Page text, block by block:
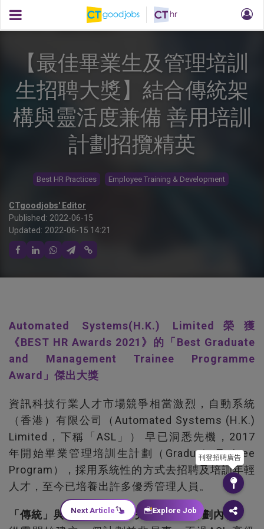
【最佳畢業生及管理培訓
生招聘大獎】結合傳統架
構與靈活度兼備 善用培訓
計劃招攬精英
Best HR Practices Employee Training & Development
CTgoodjobs' Editor
Published: 2022-06-15
Updated: 2022-06-15 14:21
Automated Systems(H.K.) Limited榮獲
《BEST HR Awards 2021》的「Best Graduate
and Management Trainee Programme
Award」傑出大獎
資訊科技行業人才市場競爭相當激烈，自動系統
（香港）有限公司（Automated Systems (H.K.)
Limited，下稱「ASL」） 早已洞悉先機，2017
年開始畢業管理培訓生計劃（Graduate Trainee
Program），採用系統性的方式去招聘及培訓年輕
人才，至今已培養出許多優秀管理人員。
「傳統」與「靈活」兼備 完善培訓生計劃內容
刊登招聘廣告
Next Article Explore Job